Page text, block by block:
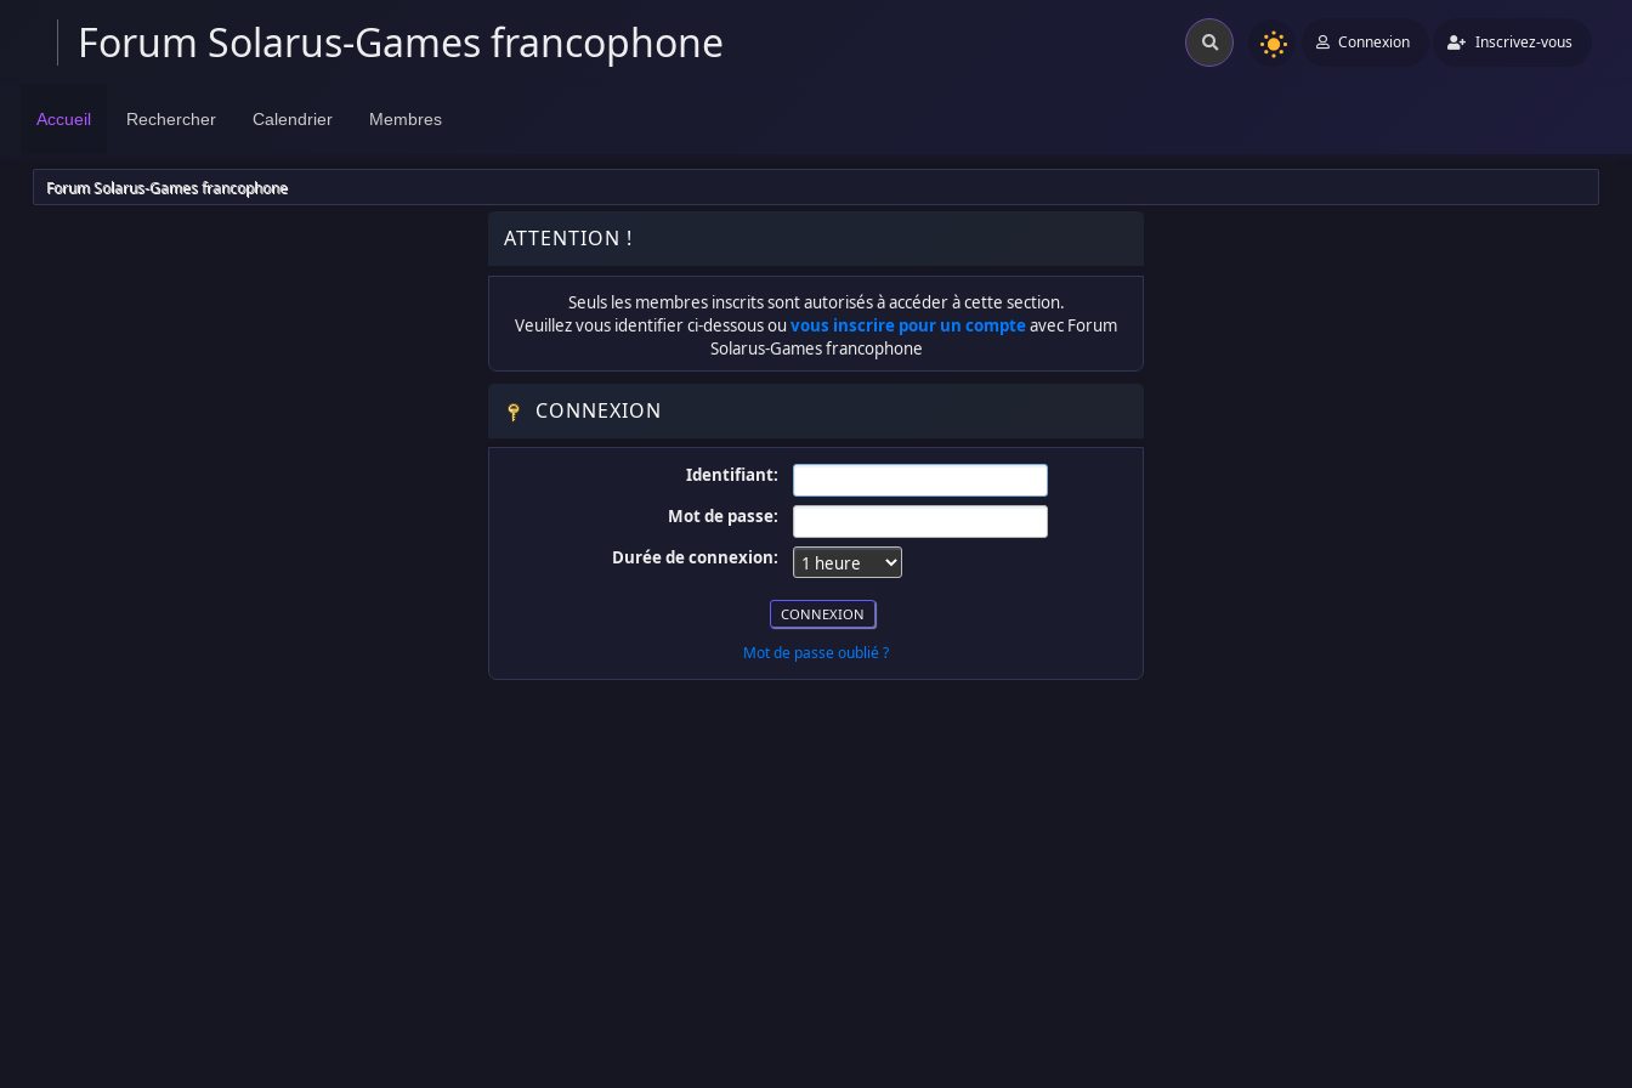
Forum Solarus-Games francophone Connexion Inscrivez-vous
Accueil Rechercher Calendrier Membres
Forum Solarus-Games francophone
ATTENTION !
Seuls les membres inscrits sont autorisés à accéder à cette section.
Veuillez vous identifier ci-dessous ou vous inscrire pour un compteavec Forum
Solarus-Games francophone
CONNEXION
Identifiant:
Mot de passe:
Durée de connexion:
Mot de passe oublié ?